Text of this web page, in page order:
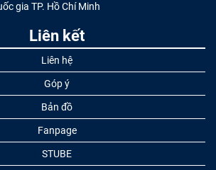
gia TP. Hồ Chí Minh
Liên kết
Liên hệ
Góp ý
Bản đồ
Fanpage
STUBE